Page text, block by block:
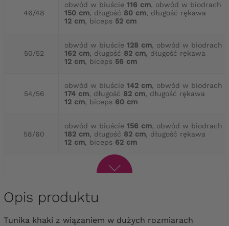
46/48
obwód w biuście 116 cm, obwód w biodrach
150 cm, długość 80 cm, długość rękawa
12 cm, biceps 52 cm
50/52
obwód w biuście 128 cm, obwód w biodrach
162 cm, długość 82 cm, długość rękawa
12 cm, biceps 56 cm
54/56
obwód w biuście 142 cm, obwód w biodrach
174 cm, długość 82 cm, długość rękawa
12 cm, biceps 60 cm
58/60
obwód w biuście 156 cm, obwód w biodrach
182 cm, długość 82 cm, długość rękawa
12 cm, biceps 62 cm
Opis produktu
Tunika khaki z wiązaniem w dużych rozmiarach